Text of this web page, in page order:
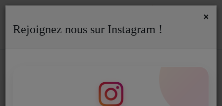
ACTUALITÉS DE LA RADIO
×
Rejoignez nous sur Instagram !